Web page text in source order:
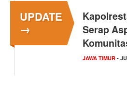
UPDATE
→
Serap
JAWA TIMUR -